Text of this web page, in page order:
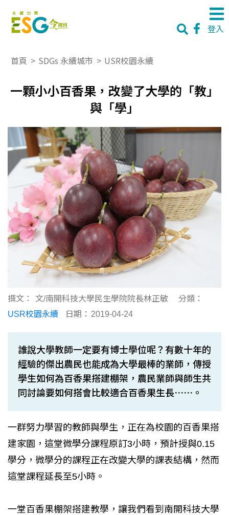
登入
首頁 > SDGs 永續城市 > USR校園永續
一顆小小百香果，改變了大學的「教」
與「學」
撰文： 文/南開科技大學民生學院院長林正敏 分類：
USR校園永續
日期： 2019-04-24
誰說大學教師一定要有博士學位呢？有數十年的
經驗的傑出農民也能成為大學最棒的業師，傳授
學生如何為百香果搭建棚架，農民業師與師生共
同討論要如何搭會比較適合百香果生長⋯⋯。
一群努力學習的教師與學生，正在為校園的百香果搭
建家園，這堂微學分課程原訂3小時，預計授與0.15
學分，微學分的課程正在改變大學的課表結構，然而
這堂課程延長至5小時。
一堂百香果棚架搭建教學，讓我們看到南開科技大學